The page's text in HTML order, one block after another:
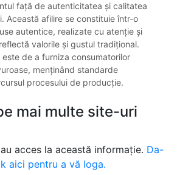
față de autenticitatea și calitatea
Această afilire se constituie într-o
autentice, realizate cu atenție și
valorile și gustul tradițional.
de a furniza consumatorilor
menținând standarde
procesului de producție.
mai multe site-uri
acces la această informație. Da-
aici pentru a vă loga.